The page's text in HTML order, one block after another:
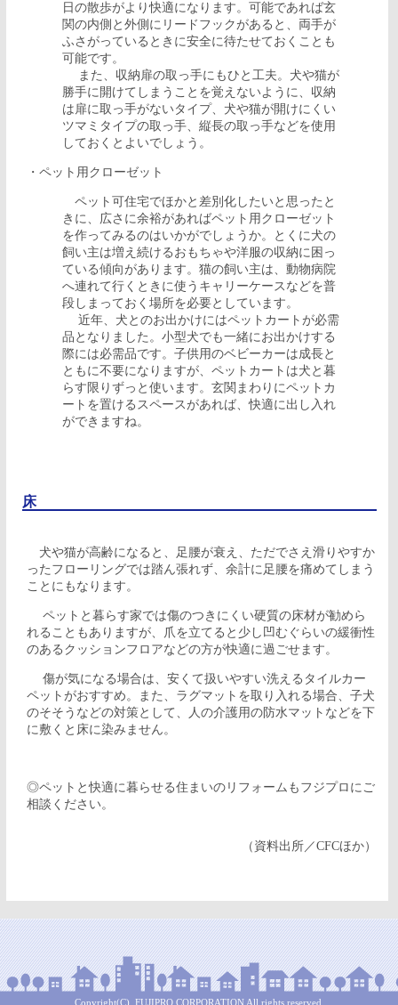
日の散歩がより快適になります。可能であれば玄
関の内側と外側にリードフックがあると、両手が
ふさがっているときに安全に待たせておくことも
可能です。
また、収納扉の取っ手にもひと工夫。犬や猫が
勝手に開けてしまうことを覚えないように、収納
は扉に取っ手がないタイプ、犬や猫が開けにくい
ツマミタイプの取っ手、縦長の取っ手などを使用
しておくとよいでしょう。
・ペット用クローゼット
ペット可住宅でほかと差別化したいと思ったと
きに、広さに余裕があればペット用クローゼット
を作ってみるのはいかがでしょうか。とくに犬の
飼い主は増え続けるおもちゃや洋服の収納に困っ
ている傾向があります。猫の飼い主は、動物病院
へ連れて行くときに使うキャリーケースなどを普
段しまっておく場所を必要としています。
近年、犬とのお出かけにはペットカートが必需
品となりました。小型犬でも一緒にお出かけする
際には必需品です。子供用のベビーカーは成長と
ともに不要になりますが、ペットカートは犬と暮
らす限りずっと使います。玄関まわりにペットカ
ートを置けるスペースがあれば、快適に出し入れ
ができますね。
床
犬や猫が高齢になると、足腰が衰え、ただでさえ滑りやすか
ったフローリングでは踏ん張れず、余計に足腰を痛めてしまう
ことにもなります。
ペットと暮らす家では傷のつきにくい硬質の床材が勧めら
れることもありますが、爪を立てると少し凹むぐらいの緩衝性
のあるクッションフロアなどの方が快適に過ごせます。
傷が気になる場合は、安くて扱いやすい洗えるタイルカー
ペットがおすすめ。また、ラグマットを取り入れる場合、子犬
のそそうなどの対策として、人の介護用の防水マットなどを下
に敷くと床に染みません。
◎ペットと快適に暮らせる住まいのリフォームもフジプロにご
相談ください。
（資料出所／CFCほか）
Copyright(C), FUJIPRO CORPORATION All rights reserved.